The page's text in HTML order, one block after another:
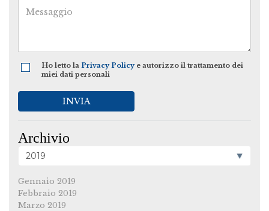
Ho letto la Privacy Policye autorizzo il trattamento dei
miei dati personali
INVIA
Archivio
Gennaio 2019
Febbraio 2019
Marzo 2019